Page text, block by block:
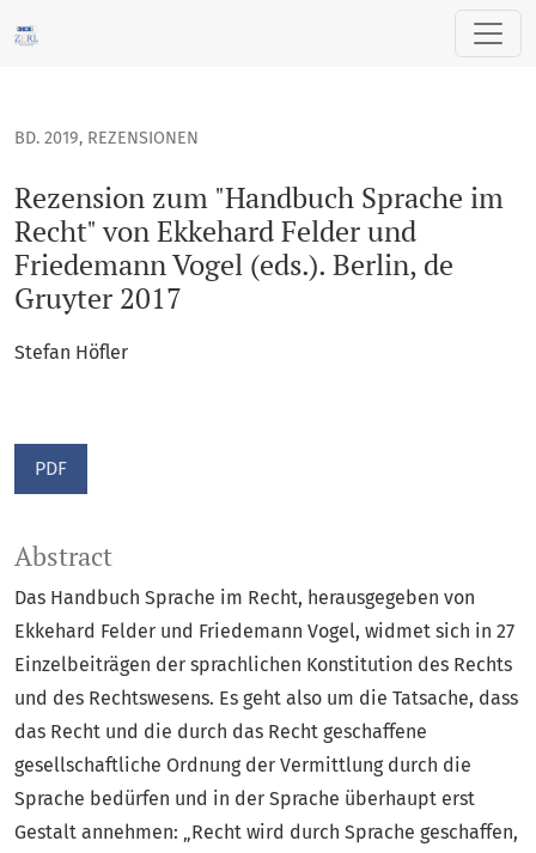
Rezension zum "Handbuch Sprache im Recht" von
BD. 2019, REZENSIONEN
Rezension zum "Handbuch Sprache im
Recht" von Ekkehard Felder und
Friedemann Vogel (eds.). Berlin, de
Gruyter 2017
Stefan Höfler
PDF
Abstract
Das Handbuch Sprache im Recht, herausgegeben von
Ekkehard Felder und Friedemann Vogel, widmet sich in 27
Einzelbeiträgen der sprachlichen Konstitution des Rechts
und des Rechtswesens. Es geht also um die Tatsache, dass
das Recht und die durch das Recht geschaffene
gesellschaftliche Ordnung der Vermittlung durch die
Sprache bedürfen und in der Sprache überhaupt erst
Gestalt annehmen: „Recht wird durch Sprache geschaffen,